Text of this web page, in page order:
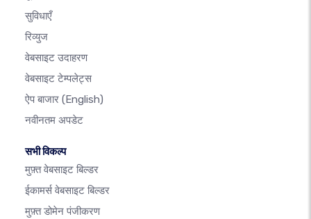
सुविधाएँ
रिव्युज
वेबसाइट उदाहरण
वेबसाइट टेम्पलेट्स
ऐप बाजार (English)
नवीनतम अपडेट
सभी विकल्प
मुफ़्त वेबसाइट बिल्डर
ईकामर्स वेबसाइट बिल्डर
मुफ़्त डोमेन पंजीकरण